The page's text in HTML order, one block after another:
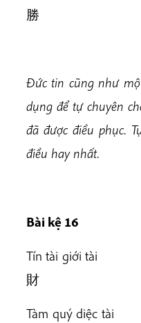
勝
Đức tin cũng như
dụng để tự chuyên
đã được điều phục.
điều hay nhất.
Bài kệ 16
Tín tài
財
Tàm quý